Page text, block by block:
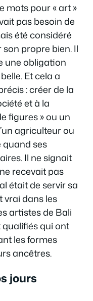
mots pour « art »
pas besoin de
été considéré
propre bien. Il
une obligation
Et cela a
: créer de la
et à la
figures » ou un
agriculteur ou
ses
Il ne signait
recevait pas
était de servir sa
vrai dans les
artistes de Bali
qui ont
les formes
ancêtres.
jours